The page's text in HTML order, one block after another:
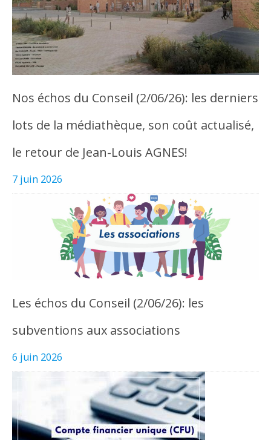
Nos échos du Conseil (2/06/26): les derniers
lots de la médiathèque, son coût actualisé,
le retour de Jean-Louis AGNES!
7 juin 2026
Les échos du Conseil (2/06/26): les
subventions aux associations
6 juin 2026